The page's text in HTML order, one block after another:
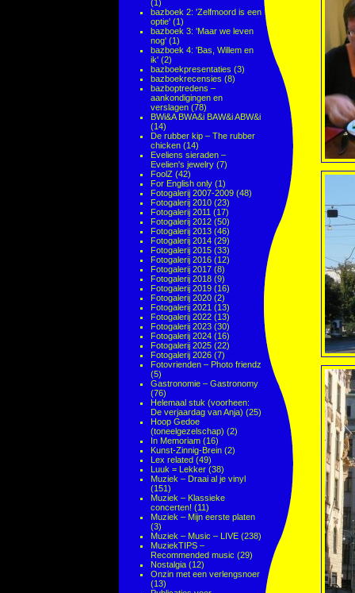
(1)
bazboek 2: 'Zelfmoord is een
optie' (1)
bazboek 3: 'Maar we leven
nog' (1)
bazboek 4: 'Bas, Willem en
ik' (2)
bazboekpresentaties (3)
bazboekrecensies (8)
bazboptredens –
aankondigingen en
verslagen (78)
BWi&A BWA&i BAW&i ABW&i
(14)
De rubber kip – The rubber
chicken (14)
Eveliens sieraden –
Evelien's jewelry (7)
FoolZ (42)
For English only (1)
Fotogalerij 2007-2009 (48)
Fotogalerij 2010 (23)
Fotogalerij 2011 (17)
Fotogalerij 2012 (50)
Fotogalerij 2013 (46)
Fotogalerij 2014 (29)
Fotogalerij 2015 (33)
Fotogalerij 2016 (12)
Fotogalerij 2017 (8)
Fotogalerij 2018 (9)
Fotogalerij 2019 (16)
Fotogalerij 2020 (2)
Fotogalerij 2021 (13)
Fotogalerij 2022 (13)
Fotogalerij 2023 (30)
Fotogalerij 2024 (16)
Fotogalerij 2025 (22)
Fotogalerij 2026 (7)
Fotovrienden – Photo friendz
(5)
Gastronomie – Gastronomy
(76)
Helemaal stuk (voorheen:
De verjaardag van Anja) (25)
Hoop Gedoe
(toneelgezelschap) (2)
In Memoriam (16)
Kunst-Zinnig-Brein (2)
Lex related (49)
Luuk = Lekker (38)
Muziek – Draai al je vinyl
(151)
Muziek – Klassieke
concerten! (11)
Muziek – Mijn eerste platen
(3)
Muziek – Music – LIVE (238)
MuziekTIPS –
Recommended music (29)
Nostalgia (12)
Onzin met een verlengsnoer
(13)